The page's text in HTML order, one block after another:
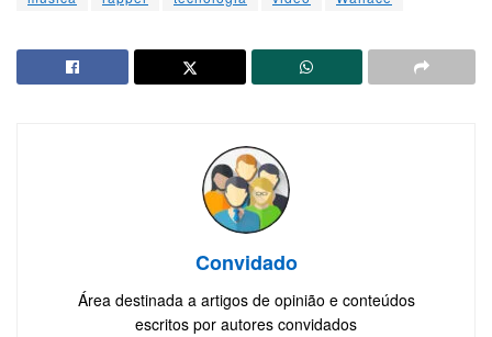
Convidado
Área destinada a artigos de opinião e conteúdos
escritos por autores convidados